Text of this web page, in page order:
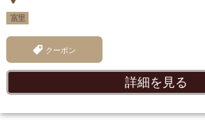
富里
クーポン
詳細を見る